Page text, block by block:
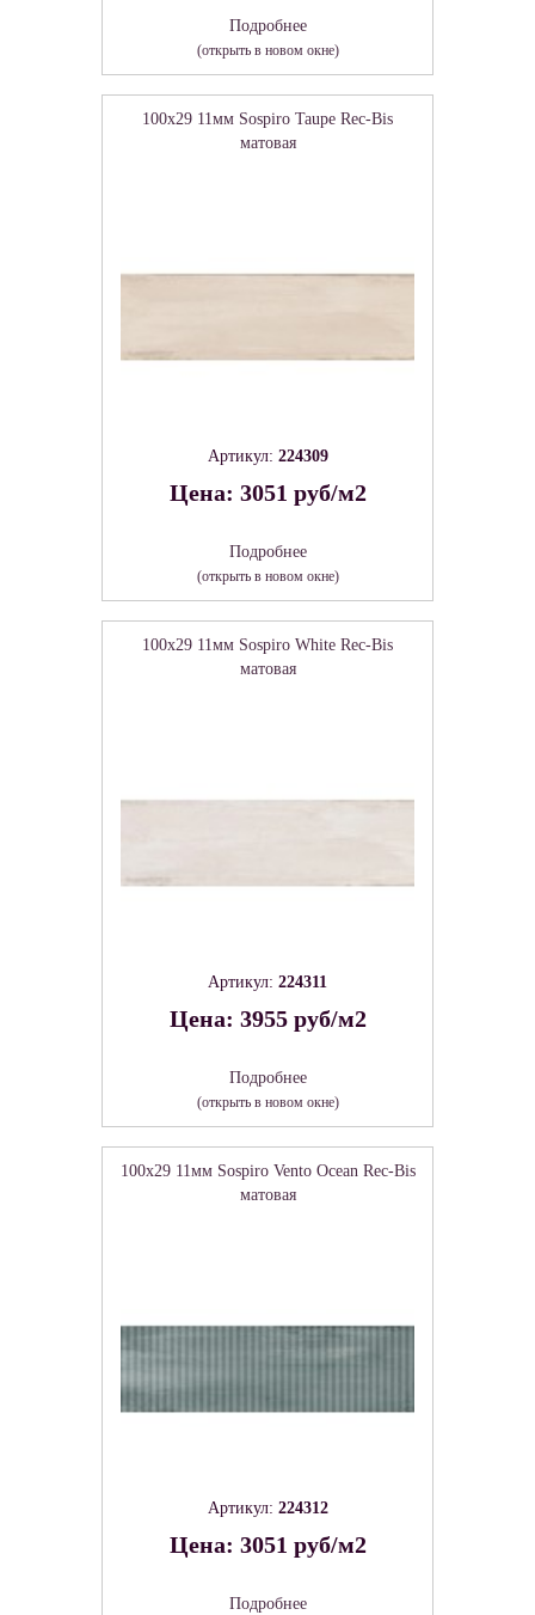
Подробнее
(открыть в новом окне)
100x29 11мм Sospiro Taupe Rec-Bis
матовая
Артикул: 224309
Цена: 3051 руб/м2
Подробнее
(открыть в новом окне)
100x29 11мм Sospiro White Rec-Bis
матовая
Артикул: 224311
Цена: 3955 руб/м2
Подробнее
(открыть в новом окне)
100x29 11мм Sospiro Vento Ocean Rec-Bis
матовая
Артикул: 224312
Цена: 3051 руб/м2
Подробнее